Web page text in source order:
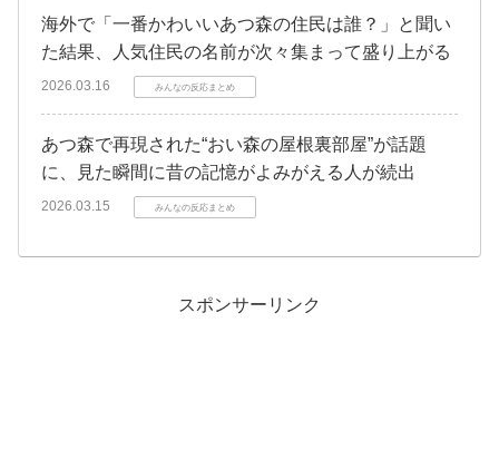
海外で「一番かわいいあつ森の住民は誰？」と聞い
た結果、人気住民の名前が次々集まって盛り上がる
2026.03.16 みんなの反応まとめ
あつ森で再現された“おい森の屋根裏部屋”が話題
に、見た瞬間に昔の記憶がよみがえる人が続出
2026.03.15 みんなの反応まとめ
スポンサーリンク